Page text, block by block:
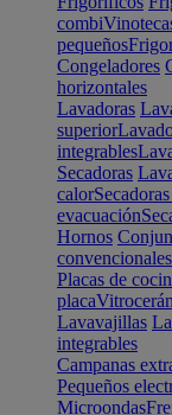
combi
pequeños
Congeladores
horizontales
Lavadoras
superior
integrables
Secadoras
calor
evacuación
Hornos
convencionales
Placas de
placa
Lavavajillas
integrables
Campanas
Pequeños
Microondas